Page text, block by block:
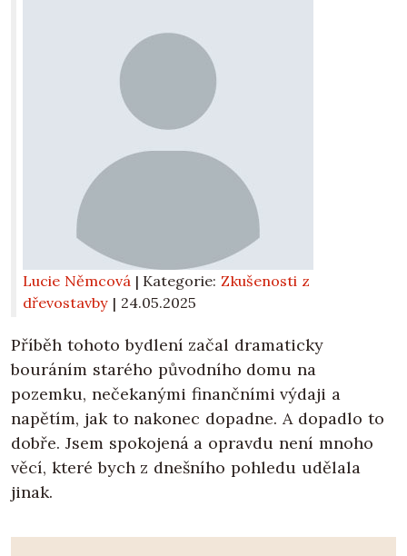
Lucie Němcová | Kategorie:Zkušenosti z
dřevostavby | 24.05.2025
Příběh tohoto bydlení začal dramaticky
bouráním starého původního domu na
pozemku, nečekanými finančními výdaji a
napětím, jak to nakonec dopadne. A dopadlo to
dobře. Jsem spokojená a opravdu není mnoho
věcí, které bych z dnešního pohledu udělala
jinak.